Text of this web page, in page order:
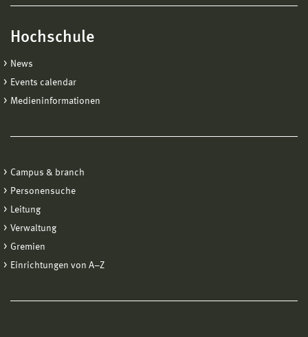
Hochschule
News
Events calendar
Medieninformationen
Campus & branch
Personensuche
Leitung
Verwaltung
Gremien
Einrichtungen von A−Z